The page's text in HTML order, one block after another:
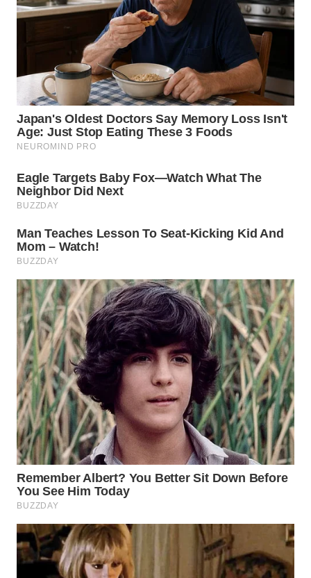
WN
WN
KEPULAUAN
SERIBU
WN
TANGERANG
WN
BINJAI
WN
CIREBON
WN
INDRAMAYU
WN
KUNINGAN
WN
MAJALENGKA
WN
SUBANG
WN
SUKABUMI
WN
PURWAKARTA